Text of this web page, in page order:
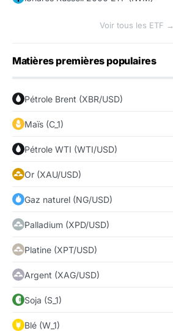
Voir tous les ETF →
Matières premières populaires
Pétrole Brent (XBR/USD)
Maïs (C_1)
Pétrole WTI (WTI/USD)
Or (XAU/USD)
Gaz naturel (NG/USD)
Palladium (XPD/USD)
Platine (XPT/USD)
Argent (XAG/USD)
Soja (S_1)
Blé (W_1)